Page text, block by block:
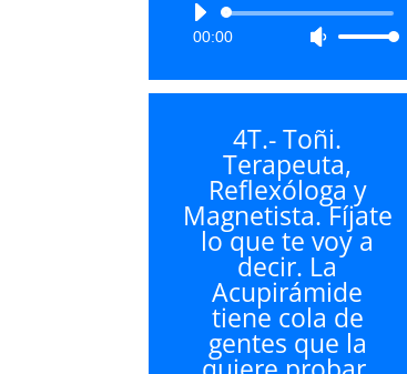
Reproductor
00:00
Utiliza
flecha
arriba/abajo
para
aumentar
o
disminuir
el
volumen.
4T.- Toñi.
Terapeuta,
Reflexóloga y
Magnetista. Fíjate
lo que te voy a
decir. La
Acupirámide
tiene cola de
gentes que la